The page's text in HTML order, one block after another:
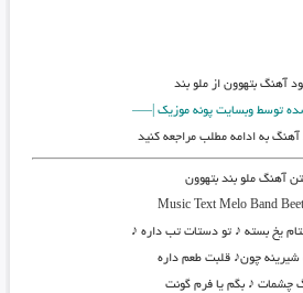
آهنگ بتهوون از ملو بند
توسط وبسایت پونه موزیک |—–
آهنگ به ادامه مطلب مراجعه کنید
آهنگ ملو بند بتهوون
Music Text Melo Band
یخ بسته ♪ تو دستات تب داره ♪
شیرینه چون♪ قلبت طعم داره
چشمات ♪ بگم یا فرم گونت